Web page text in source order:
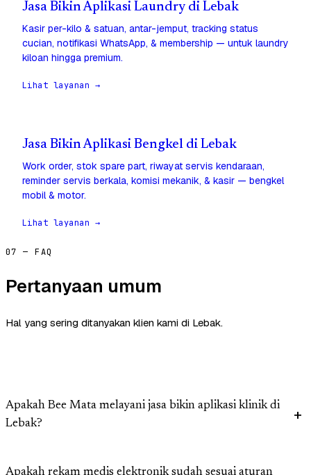
Jasa Bikin Aplikasi Laundry di Lebak
Kasir per-kilo & satuan, antar-jemput, tracking status
cucian, notifikasi WhatsApp, & membership — untuk laundry
kiloan hingga premium.
Lihat layanan →
Jasa Bikin Aplikasi Bengkel di Lebak
Work order, stok spare part, riwayat servis kendaraan,
reminder servis berkala, komisi mekanik, & kasir — bengkel
mobil & motor.
Lihat layanan →
07 — FAQ
Pertanyaan umum
Hal yang sering ditanyakan klien kami di Lebak.
Apakah Bee Mata melayani jasa bikin aplikasi klinik di
Lebak?